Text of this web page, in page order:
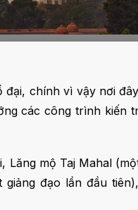
chính vì vậy nơi
các công trình kiến
mộ Taj Mahal
đạo lần đầu